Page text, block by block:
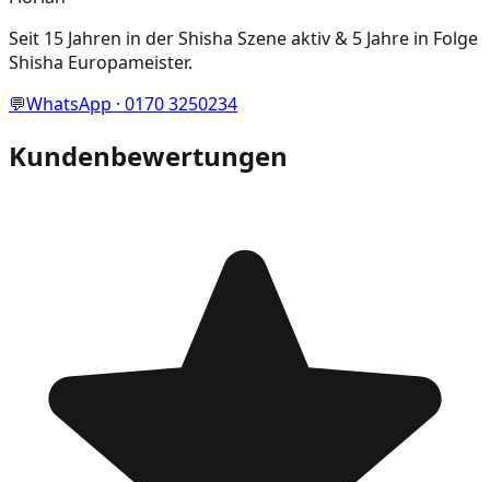
Seit 15 Jahren in der Shisha Szene aktiv & 5 Jahre in Folge
Shisha Europameister.
💬WhatsApp · 0170 3250234
Kundenbewertungen